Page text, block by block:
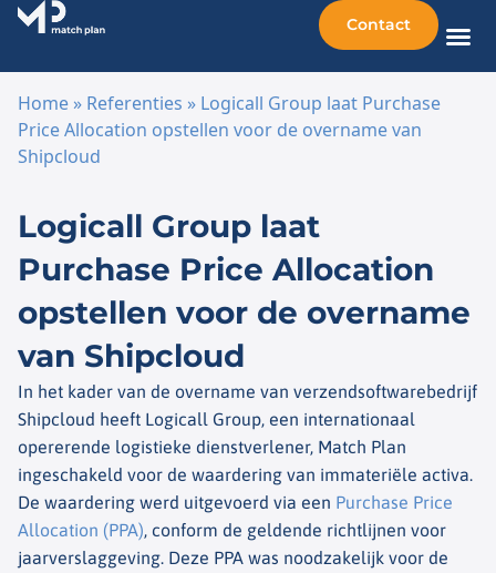
Contact
Home » Referenties » Logicall Group laat Purchase
Price Allocation opstellen voor de overname van
Shipcloud
Logicall Group laat
Purchase Price Allocation
opstellen voor de overname
van Shipcloud
In het kader van de overname van verzendsoftwarebedrijf
Shipcloud heeft Logicall Group, een internationaal
opererende logistieke dienstverlener, Match Plan
ingeschakeld voor de waardering van immateriële activa.
De waardering werd uitgevoerd via een Purchase Price
Allocation (PPA), conform de geldende richtlijnen voor
jaarverslaggeving. Deze PPA was noodzakelijk voor de